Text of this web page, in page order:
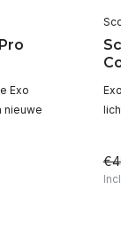
Exo
nieuwe